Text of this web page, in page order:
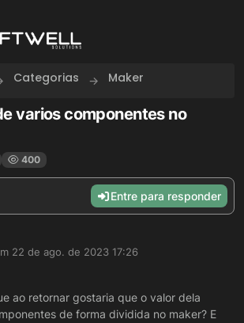
Categorias Maker
varios componentes no
400
Entre para responder
22 de ago. de 2023 17:26
por
ao retornar gostaria que o valor dela
de forma dividida no maker? E